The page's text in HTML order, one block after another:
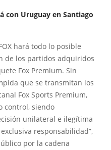
con Uruguay en Santiago
hará todo lo posible
de los partidos adquiridos
Fox Premium. Sin
que se transmitan los
Fox Sports Premium,
control, siendo
unilateral e ilegítima
responsabilidad”,
por la cadena